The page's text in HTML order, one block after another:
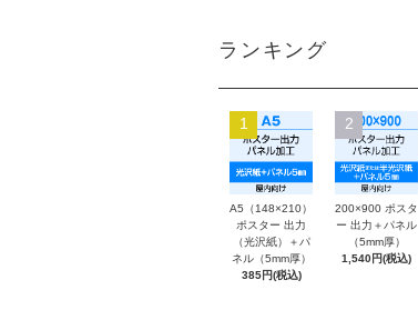
ランキング
1
A5（148×210）
ポスター 出力
（光沢紙）＋パ
ネル（5mm厚）
385円(税込)
2
200×900 ポスタ
ー 出力＋パネル
（5mm厚）
1,540円(税込)